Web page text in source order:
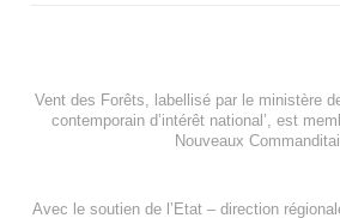
Vent des Forêts, labellisé par le ministère
contemporain d’intérêt national’, est
Nouveaux
Avec le soutien de l’ Etat – direction